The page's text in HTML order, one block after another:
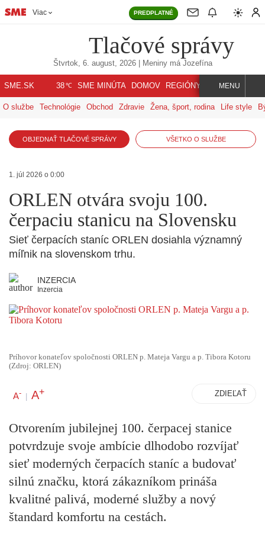
Viac PREDPLATNÉ
Tlačové správy
Štvrtok, 6. august, 2026| Meniny má Jozefína
SME.SK 38℃ SME MINÚTA DOMOV REGIÓNY INDEX SVET
MENU
O službe Technológie Obchod Zdravie Žena, šport, rodina Life style
OBJEDNAŤ TLAČOVÉ SPRÁVY VŠETKO O SLUŽBE
1. júl 2026 o 0:00
ORLEN otvára svoju 100.
čerpaciu stanicu na Slovensku
Sieť čerpacích staníc ORLEN dosiahla významný
míľnik na slovenskom trhu.
INZERCIA
Inzercia
Príhovor konateľov spoločnosti ORLEN p. Mateja Vargu a p. Tibora Kotoru
(Zdroj: ORLEN)
A- | A+ ZDIEĽAŤ
Otvorením jubilejnej 100. čerpacej stanice
potvrdzuje svoje ambície dlhodobo rozvíjať
sieť moderných čerpacích staníc a budovať
silnú značku, ktorá zákazníkom prináša
kvalitné palivá, moderné služby a nový
štandard komfortu na cestách.